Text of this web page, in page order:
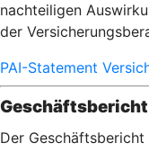
nachteiligen
der
PAI-Statement
Geschäftsbericht
Der Geschäftsbericht